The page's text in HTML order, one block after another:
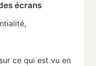
écrans
ce qui est vu en